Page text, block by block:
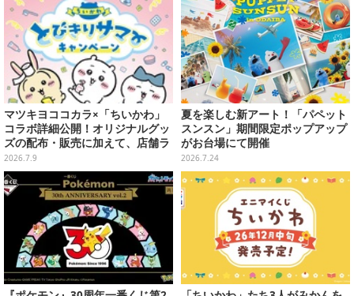
マツキヨココカラ×「ちいかわ」
コラボ詳細公開！オリジナルグッ
ズの配布・販売に加えて、店舗ラ
ッピングや”花火打ち上げ”まで盛
り沢山
2026.7.9
夏を楽しむ新アート！「パペット
スンスン」期間限定ポップアップ
がお台場にて開催
2026.7.24